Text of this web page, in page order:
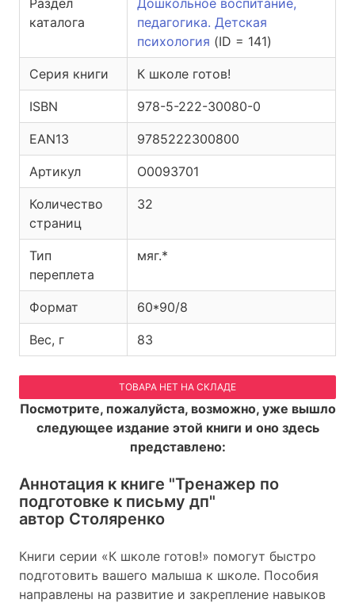
Раздел
каталога
Дошкольное воспитание,
педагогика. Детская
психология (ID = 141)
Серия книги К школе готов!
ISBN 978-5-222-30080-0
EAN13 9785222300800
Артикул O0093701
Количество
страниц
32
Тип
переплета
мяг.*
Формат 60*90/8
Вес, г 83
ТОВАРА НЕТ НА СКЛАДЕ
Посмотрите, пожалуйста, возможно, уже вышло
следующее издание этой книги и оно здесь
представлено:
Аннотация к книге "Тренажер по
подготовке к письму дп"
автор Столяренко
Книги серии «К школе готов!» помогут быстро
подготовить вашего малыша к школе. Пособия
направлены на развитие и закрепление навыков